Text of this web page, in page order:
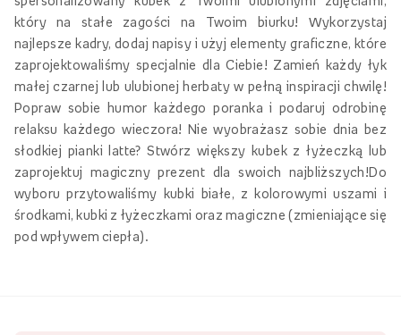
który na stałe zagości na Twoim biurku! Wykorzystaj
najlepsze kadry, dodaj napisy i użyj elementy graficzne, które
zaprojektowaliśmy specjalnie dla Ciebie! Zamień każdy łyk
małej czarnej lub ulubionej herbaty w pełną inspiracji chwilę!
Popraw sobie humor każdego poranka i podaruj odrobinę
relaksu każdego wieczora! Nie wyobrażasz sobie dnia bez
słodkiej pianki latte? Stwórz większy kubek z łyżeczką lub
zaprojektuj magiczny prezent dla swoich najbliższych!Do
wyboru przytowaliśmy kubki białe, z kolorowymi uszami i
środkami, kubki z łyżeczkami oraz magiczne (zmieniające się
pod wpływem ciepła).